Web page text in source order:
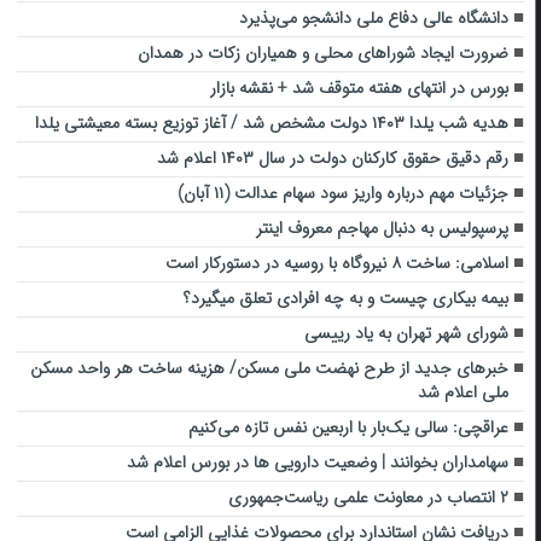
دانشگاه عالی دفاع ملی دانشجو می‌پذیرد
ضرورت ایجاد شوراهای محلی و همیاران زکات در همدان
بورس در انتهای هفته متوقف شد + نقشه بازار
هدیه شب یلدا ۱۴۰۳ دولت مشخص شد / آغاز توزیع بسته‌ معیشتی یلدا
رقم دقیق حقوق کارکنان دولت در سال ۱۴۰۳ اعلام شد
جزئیات مهم درباره واریز سود سهام عدالت (۱۱ آبان)
پرسپولیس به دنبال مهاجم معروف اینتر
اسلامی: ساخت ۸ نیروگاه با روسیه در دستورکار است
بیمه بیکاری چیست و به چه افرادی تعلق میگیرد؟
شورای شهر تهران به یاد رییسی
خبرهای جدید از طرح نهضت ملی مسکن/ هزینه ساخت هر واحد مسکن
ملی اعلام شد
عراقچی: سالی یک‌بار با اربعین نفس تازه می‌کنیم
سهامداران بخوانند | وضعیت دارویی ها در بورس اعلام شد
۲ انتصاب در معاونت علمی ریاست‌جمهوری
دریافت نشان استاندارد برای محصولات غذایی الزامی است